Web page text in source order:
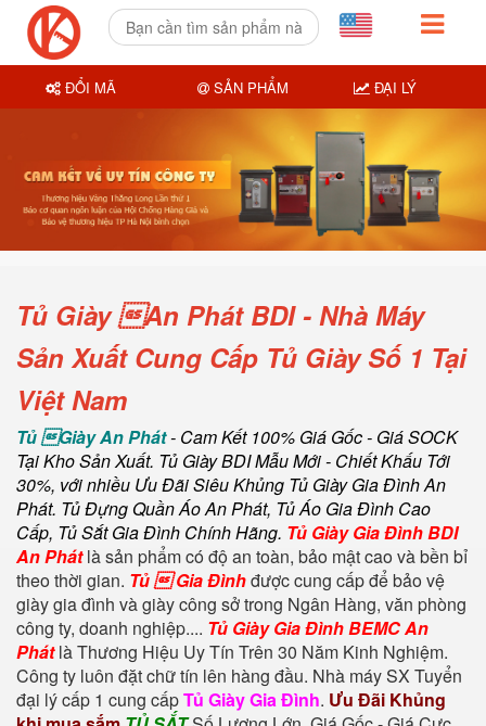
Tủ Giày An Phát BDI - Nhà Máy
Sản Xuất Cung Cấp Tủ Giày Số 1 Tại
Việt Nam
Tủ Giày An Phát- Cam Kết 100% Giá Gốc - Giá SOCK
Tại Kho Sản Xuất. Tủ Giày BDI Mẫu Mới - Chiết Khấu Tới
30%, với nhiều Ưu Đãi Siêu Khủng Tủ Giày Gia Đình An
Phát. Tủ Đựng Quần Áo An Phát, Tủ Áo Gia Đình Cao
Cấp, Tủ Sắt Gia Đình Chính Hãng. Tủ Giày Gia Đình BDI
An Phátlà sản phẩm có độ an toàn, bảo mật cao và bền bỉ
theo thời gian. Tủ  Gia Đìnhđược cung cấp để bảo vệ
giày gia đình và giày công sở trong Ngân Hàng, văn phòng
công ty, doanh nghiệp.... Tủ Giày Gia Đình BEMC An
Phátlà Thương Hiệu Uy Tín Trên 30 Năm Kinh Nghiệm.
Công ty luôn đặt chữ tín lên hàng đầu. Nhà máy SX Tuyển
đại lý cấp 1 cung cấpTủ Giày Gia Đình. Ưu Đãi Khủng
ĐỔI MÃ SẢN PHẨM ĐẠI LÝ